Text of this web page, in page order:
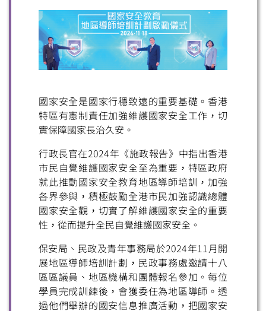
國家安全是國家行穩致遠的重要基礎。香港
特區有憲制責任加強維護國家安全工作，切
實保障國家長治久安。
行政長官在2024年《施政報告》中指出香港
市民自覺維護國家安全至為重要，特區政府
就此推動國家安全教育地區導師培訓，加強
各界參與，積極鼓勵全港市民加強認識總體
國家安全觀，切實了解維護國家安全的重要
性，從而提升全民自覺維護國家安全。
保安局、民政及青年事務局於2024年11月開
展地區導師培訓計劃，民政事務處邀請十八
區區議員、地區機構和團體報名參加。每位
學員完成訓練後，會獲委任為地區導師。透
過他們舉辦的國安信息推廣活動，把國家安